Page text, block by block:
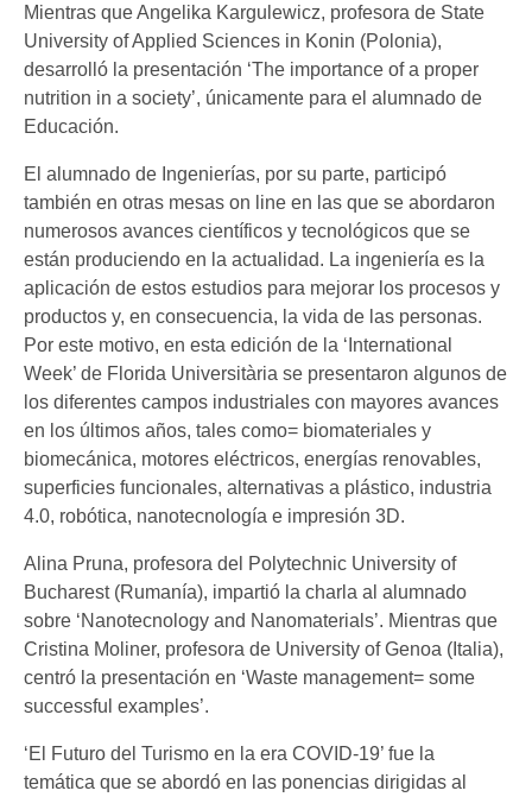
Mientras que Angelika Kargulewicz, profesora de State
University of Applied Sciences in Konin (Polonia),
desarrolló la presentación ‘The importance of a proper
nutrition in a society’, únicamente para el alumnado de
Educación.
El alumnado de Ingenierías, por su parte, participó
también en otras mesas on line en las que se abordaron
numerosos avances científicos y tecnológicos que se
están produciendo en la actualidad. La ingeniería es la
aplicación de estos estudios para mejorar los procesos y
productos y, en consecuencia, la vida de las personas.
Por este motivo, en esta edición de la ‘International
Week’ de Florida Universitària se presentaron algunos de
los diferentes campos industriales con mayores avances
en los últimos años, tales como= biomateriales y
biomecánica, motores eléctricos, energías renovables,
superficies funcionales, alternativas a plástico, industria
4.0, robótica, nanotecnología e impresión 3D.
Alina Pruna, profesora del Polytechnic University of
Bucharest (Rumanía), impartió la charla al alumnado
sobre ‘Nanotecnology and Nanomaterials’. Mientras que
Cristina Moliner, profesora de University of Genoa (Italia),
centró la presentación en ‘Waste management= some
successful examples’.
‘El Futuro del Turismo en la era COVID-19’ fue la
temática que se abordó en las ponencias dirigidas al